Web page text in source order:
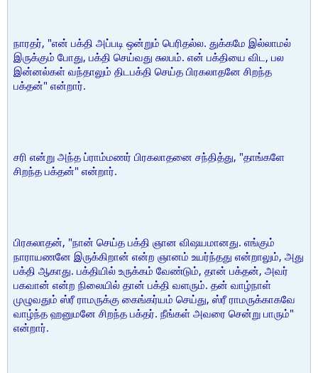
நாரதர், "என் பக்தி அப்படி ஒன்றும் பெரிதல்ல. துக்கமே இல்லாமல்
இருக்கும் போது, பக்தி செய்வது சுலபம். என் பக்தியை விட, பல
இன்னல்கள் வந்தாலும் திடபக்தி செய்த பிரகலாதனே சிறந்த
பக்தன்" என்றார்.
சரி என்று அந்த ப்ராம்மணர் பிரகலாதனை சந்தித்து, "தாங்களே
சிறந்த பக்தன்" என்றார்.
பிரகலாதன், "நான் செய்த பக்தி ஞான விஷயமானது. எங்கும்
நாராயணனே இருக்கிறான் என்ற ஞானம் உயர்ந்தது என்றாலும், அது
பக்தி ஆகாது. பக்தியில் உருக்கம் வேண்டும், தான் பக்தன், அவர்
பகவான் என்ற நிலையில் தான் பக்தி வளரும். தன் வாழ்நாள்
முழுவதும் ஸ்ரீ ராமருக்கு கைங்கர்யம் செய்து, ஸ்ரீ ராமருக்காகவே
வாழ்ந்த ஹனுமனே சிறந்த பக்தர். நீங்கள் அவரை சென்று பாரும்"
என்றார்.